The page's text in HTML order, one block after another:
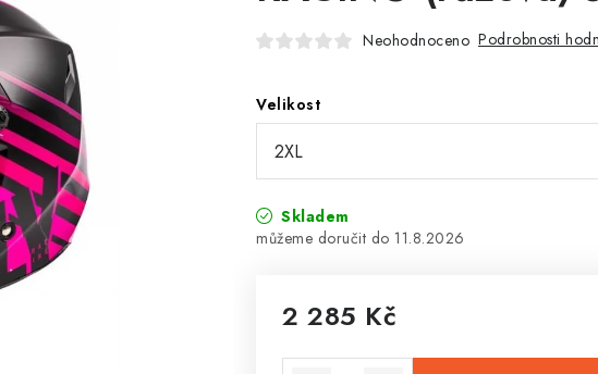
Neohodnoceno Podrobnosti
Velikost
Skladem
11.8.2026
2 285 Kč